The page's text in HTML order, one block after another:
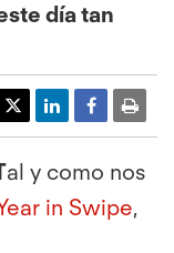
día tan
al y como nos
in Swipe,